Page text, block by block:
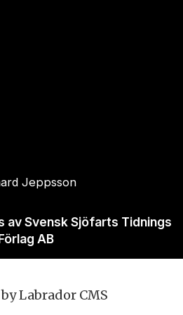
Jeppsson
av Svensk Sjöfarts Tidnings
AB
Labrador CMS